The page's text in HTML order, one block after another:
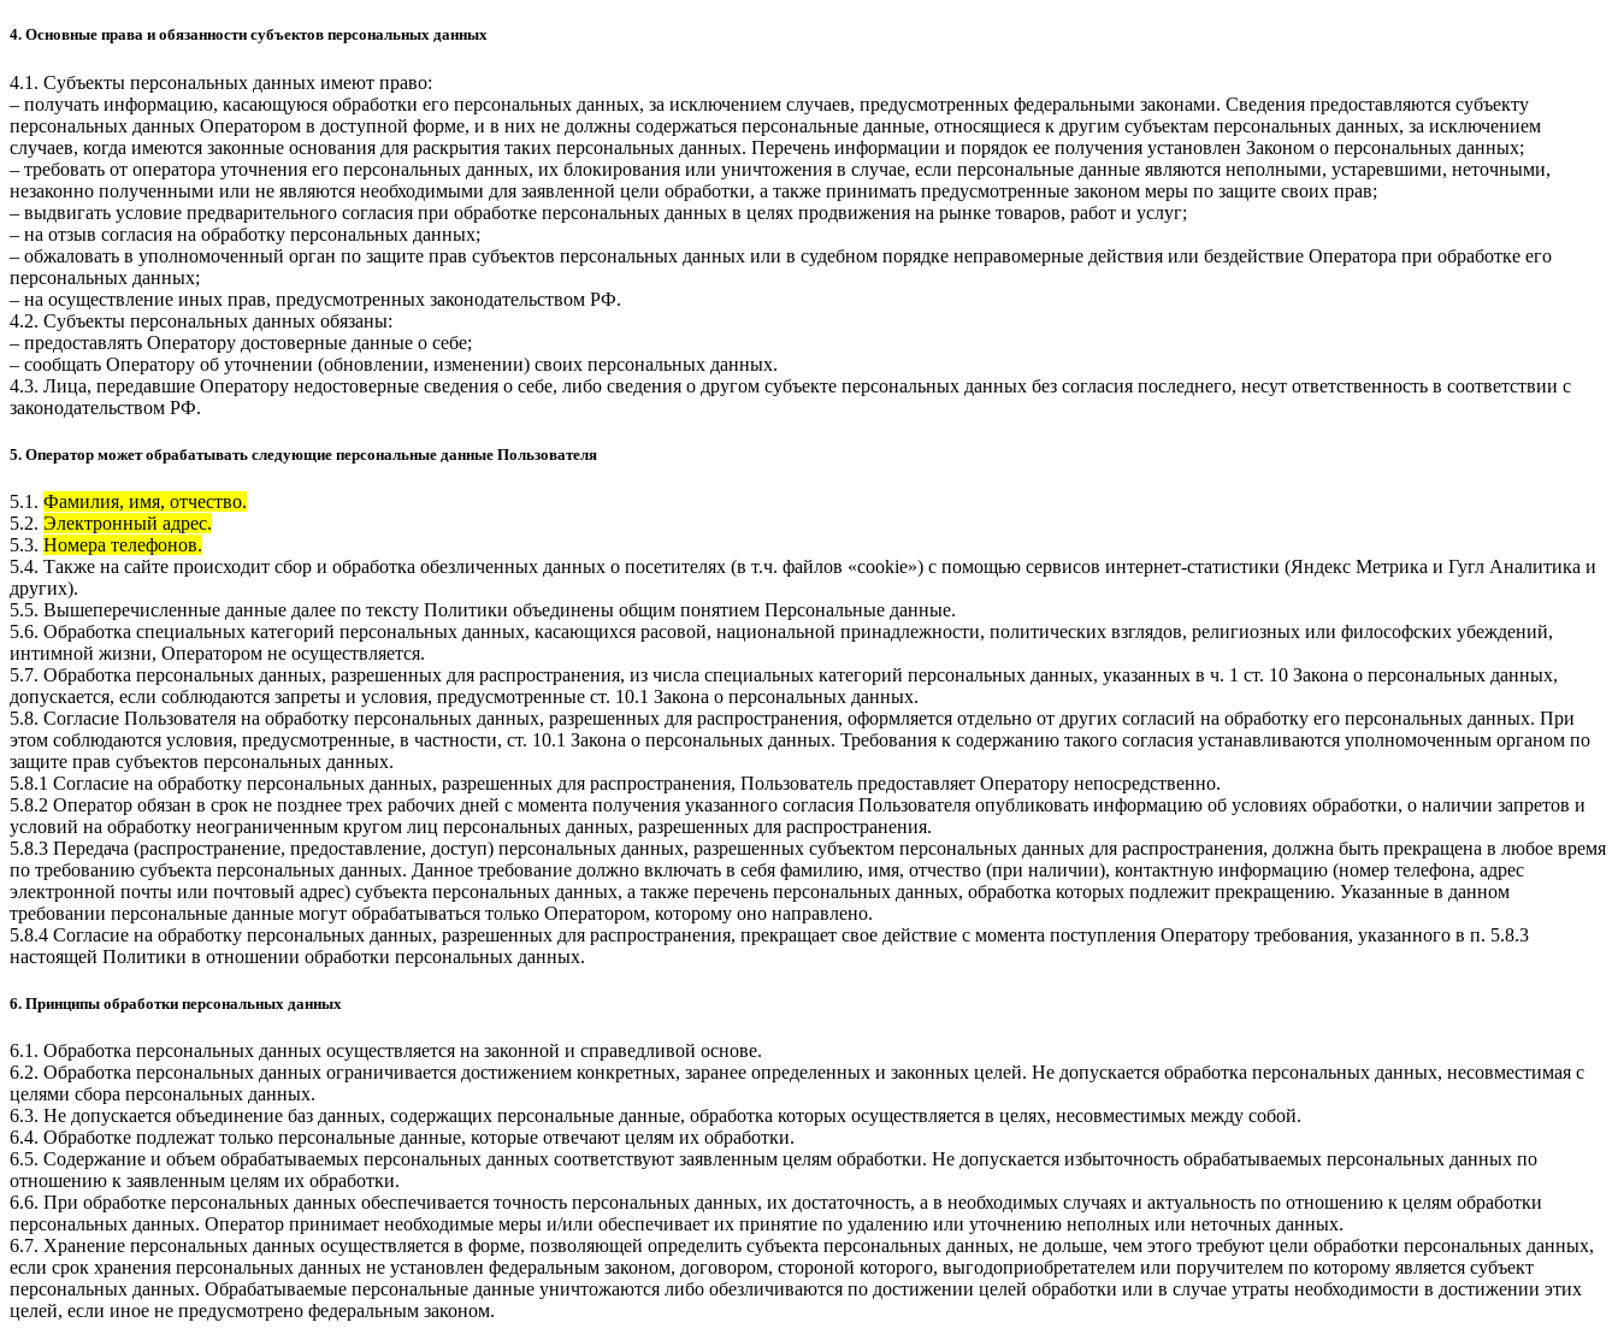
4. Основные права и обязанности субъектов персональных данных
4.1. Субъекты персональных данных имеют право:
– получать информацию, касающуюся обработки его персональных данных, за исключением случаев, предусмотренных федеральными законами. Сведения предоставляются субъекту
персональных данных Оператором в доступной форме, и в них не должны содержаться персональные данные, относящиеся к другим субъектам персональных данных, за исключением
случаев, когда имеются законные основания для раскрытия таких персональных данных. Перечень информации и порядок ее получения установлен Законом о персональных данных;
– требовать от оператора уточнения его персональных данных, их блокирования или уничтожения в случае, если персональные данные являются неполными, устаревшими, неточными,
незаконно полученными или не являются необходимыми для заявленной цели обработки, а также принимать предусмотренные законом меры по защите своих прав;
– выдвигать условие предварительного согласия при обработке персональных данных в целях продвижения на рынке товаров, работ и услуг;
– на отзыв согласия на обработку персональных данных;
– обжаловать в уполномоченный орган по защите прав субъектов персональных данных или в судебном порядке неправомерные действия или бездействие Оператора при обработке его
персональных данных;
– на осуществление иных прав, предусмотренных законодательством РФ.
4.2. Субъекты персональных данных обязаны:
– предоставлять Оператору достоверные данные о себе;
– сообщать Оператору об уточнении (обновлении, изменении) своих персональных данных.
4.3. Лица, передавшие Оператору недостоверные сведения о себе, либо сведения о другом субъекте персональных данных без согласия последнего, несут ответственность в соответствии с
законодательством РФ.
5. Оператор может обрабатывать следующие персональные данные Пользователя
5.1. Фамилия, имя, отчество.
5.2. Электронный адрес.
5.3. Номера телефонов.
5.4. Также на сайте происходит сбор и обработка обезличенных данных о посетителях (в т.ч. файлов «cookie») с помощью сервисов интернет-статистики (Яндекс Метрика и Гугл Аналитика и
других).
5.5. Вышеперечисленные данные далее по тексту Политики объединены общим понятием Персональные данные.
5.6. Обработка специальных категорий персональных данных, касающихся расовой, национальной принадлежности, политических взглядов, религиозных или философских убеждений,
интимной жизни, Оператором не осуществляется.
5.7. Обработка персональных данных, разрешенных для распространения, из числа специальных категорий персональных данных, указанных в ч. 1 ст. 10 Закона о персональных данных,
допускается, если соблюдаются запреты и условия, предусмотренные ст. 10.1 Закона о персональных данных.
5.8. Согласие Пользователя на обработку персональных данных, разрешенных для распространения, оформляется отдельно от других согласий на обработку его персональных данных. При
этом соблюдаются условия, предусмотренные, в частности, ст. 10.1 Закона о персональных данных. Требования к содержанию такого согласия устанавливаются уполномоченным органом по
защите прав субъектов персональных данных.
5.8.1 Согласие на обработку персональных данных, разрешенных для распространения, Пользователь предоставляет Оператору непосредственно.
5.8.2 Оператор обязан в срок не позднее трех рабочих дней с момента получения указанного согласия Пользователя опубликовать информацию об условиях обработки, о наличии запретов и
условий на обработку неограниченным кругом лиц персональных данных, разрешенных для распространения.
5.8.3 Передача (распространение, предоставление, доступ) персональных данных, разрешенных субъектом персональных данных для распространения, должна быть прекращена в любое время
по требованию субъекта персональных данных. Данное требование должно включать в себя фамилию, имя, отчество (при наличии), контактную информацию (номер телефона, адрес
электронной почты или почтовый адрес) субъекта персональных данных, а также перечень персональных данных, обработка которых подлежит прекращению. Указанные в данном
требовании персональные данные могут обрабатываться только Оператором, которому оно направлено.
5.8.4 Согласие на обработку персональных данных, разрешенных для распространения, прекращает свое действие с момента поступления Оператору требования, указанного в п. 5.8.3
настоящей Политики в отношении обработки персональных данных.
6. Принципы обработки персональных данных
6.1. Обработка персональных данных осуществляется на законной и справедливой основе.
6.2. Обработка персональных данных ограничивается достижением конкретных, заранее определенных и законных целей. Не допускается обработка персональных данных, несовместимая с
целями сбора персональных данных.
6.3. Не допускается объединение баз данных, содержащих персональные данные, обработка которых осуществляется в целях, несовместимых между собой.
6.4. Обработке подлежат только персональные данные, которые отвечают целям их обработки.
6.5. Содержание и объем обрабатываемых персональных данных соответствуют заявленным целям обработки. Не допускается избыточность обрабатываемых персональных данных по
отношению к заявленным целям их обработки.
6.6. При обработке персональных данных обеспечивается точность персональных данных, их достаточность, а в необходимых случаях и актуальность по отношению к целям обработки
персональных данных. Оператор принимает необходимые меры и/или обеспечивает их принятие по удалению или уточнению неполных или неточных данных.
6.7. Хранение персональных данных осуществляется в форме, позволяющей определить субъекта персональных данных, не дольше, чем этого требуют цели обработки персональных данных,
если срок хранения персональных данных не установлен федеральным законом, договором, стороной которого, выгодоприобретателем или поручителем по которому является субъект
персональных данных. Обрабатываемые персональные данные уничтожаются либо обезличиваются по достижении целей обработки или в случае утраты необходимости в достижении этих
целей, если иное не предусмотрено федеральным законом.